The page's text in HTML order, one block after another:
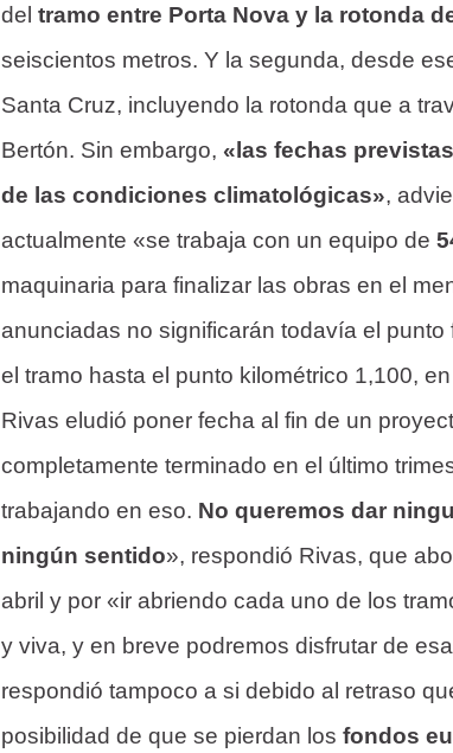
del tramo entre Porta Nova y la rotonda
seiscientos metros. Y la segunda, desde
Santa Cruz, incluyendo la rotonda que a
Bertón. Sin embargo, «las fechas
de las condiciones climatológicas»,
actualmente «se trabaja con un equipo de
maquinaria para finalizar las obras en el
anunciadas no significarán todavía el
el tramo hasta el punto kilométrico 1,100,
Rivas eludió poner fecha al fin de un
completamente terminado en el último
trabajando en eso. No queremos dar
ningún sentido», respondió Rivas, que
abril y por «ir abriendo cada uno de los
y viva, y en breve podremos disfrutar de
respondió tampoco a si debido al retraso
posibilidad de que se pierdan los fondos